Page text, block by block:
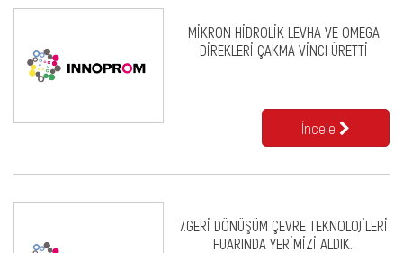
MİKRON HİDROLİK LEVHA VE OMEGA
DİREKLERİ ÇAKMA VİNCI ÜRETTİ
İncele
7.GERİ DÖNÜŞÜM ÇEVRE TEKNOLOJİLERİ
FUARINDA YERİMİZİ ALDIK..